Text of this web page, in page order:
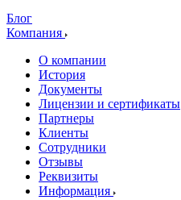
Блог
Компания
О компании
История
Документы
Лицензии и сертификаты
Партнеры
Клиенты
Сотрудники
Отзывы
Реквизиты
Информация